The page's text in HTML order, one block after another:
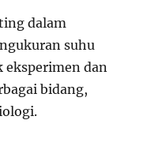
dalam
suhu
eksperimen dan
bidang,